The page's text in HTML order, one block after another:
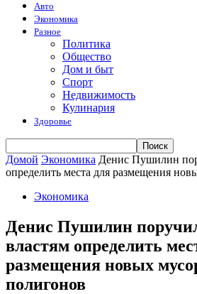
Авто
Экономика
Разное
Политика
Общество
Дом и быт
Спорт
Недвижимость
Кулинария
Здоровье
Домой Экономика Денис Пушилин
определить места для размещения
Экономика
Денис Пушилин
властям определить
размещения новых
полигонов